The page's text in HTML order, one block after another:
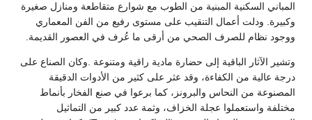
المباني السكنية المبنية من الطوب مع شوارع متقاطعة ومنازل صغيرة
وكبيرة. ودلت أعمال التنقيب على مستوى رفيع من الفن المعماري
ووجود نظام للصرف الصحي من أرقى ما عُرف في العصور القديمة.
وتشير الآثار الباقية إلى حضارة مادية راقية ومتنوعة .وكان الصناع على
درجة عالية من الكفاءة، وقد عثر على كثير من الأدوات الدقيقة
المصنوعة من النحاس والبرونز، كما برعوا في صنع الفخار بأنماط
مختلفة واستعملوا عجلة الخزاف، وثمة عدد كبير من التماثيل